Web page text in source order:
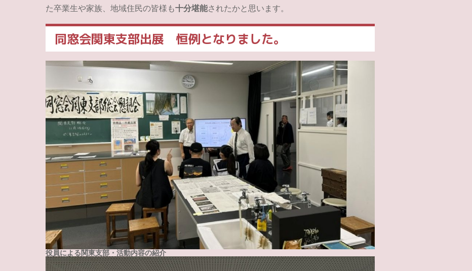
た卒業生や家族、地域住民の皆様も十分堪能されたかと思います。
同窓会関東支部出展 恒例となりました。
役員による関東支部・活動内容の紹介